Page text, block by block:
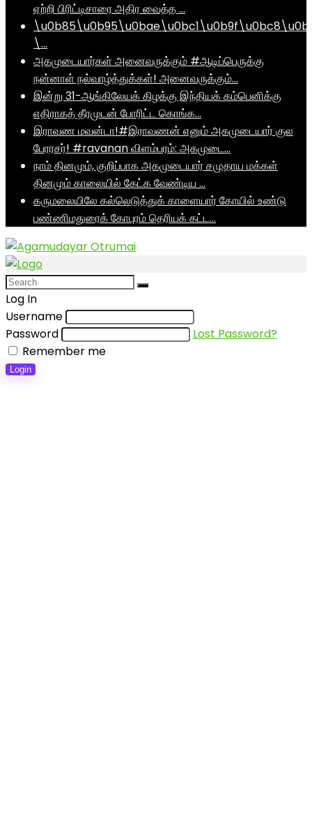
ஏற்றி பிரிட்டிசாரை அதிர வைத்த …
\…
அகமுடையார்கள் அனைவருக்கும் #ஆடிப்பெருக்கு
நன்னாள் நல்வாழ்த்துக்கள்! அனைவருக்கும்…
இன்று 31-ஆங்கிலேயக் கிழக்கு இந்தியக் கம்பெனிக்கு
எதிராகத் தீரமுடன் போரிட்ட கொங்க…
இராவண மவன்டா!#இராவணன் எனும் அகமுடையார் குல
பேரரசர்! #ravanan விளம்பரம்: அகமுடை…
நாம் தினமும், குறிப்பாக அகமுடையார் சமுதாய மக்கள்
தினமும் காலையில் கேட்க வேண்டிய …
கருமலையிலே கல்லெடுத்துக் காளையார் கோயில் உண்டு
பண்ணிமதுரைக் கோபுரம் தெரியக் கட்ட…
Log In
Username
Password
Lost Password?
Remember me
Login